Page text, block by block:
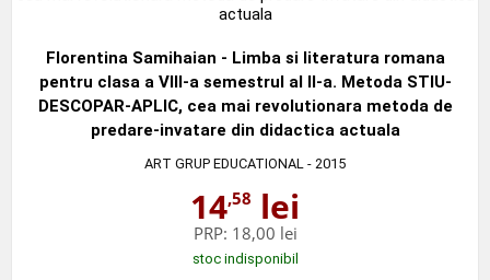
Florentina Samihaian - Limba si literatura romana
pentru clasa a VIII-a semestrul al II-a. Metoda STIU-
DESCOPAR-APLIC, cea mai revolutionara metoda de
predare-invatare din didactica actuala
ART GRUP EDUCATIONAL - 2015
14,58 lei
PRP: 18,00 lei
stoc indisponibil